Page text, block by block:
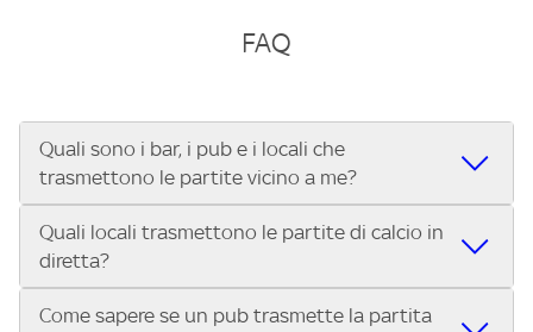
FAQ
Quali sono i bar, i pub e i locali che
trasmettono le partite vicino a me?
Se cerchi un bar, pub, ristorante o locale vicino a te per
vedere le partite di Serie A ENILIVE, la Serie C Sky Wifi, la
UEFA Champions League, la UEFA Europa League, la UEFA
Conference League, il Tennis, la Formula 1®, la MotoGP™ e
Quali locali trasmettono le partite di calcio in
diretta?
Vuoi sapere quali bar, pub o ristoranti mostrano le partite
Come sapere se un pub trasmette la partita